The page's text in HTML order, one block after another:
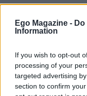
Ego Magazine -
Information
If you wish to opt-out
processing of your
targeted advertising
section to confirm